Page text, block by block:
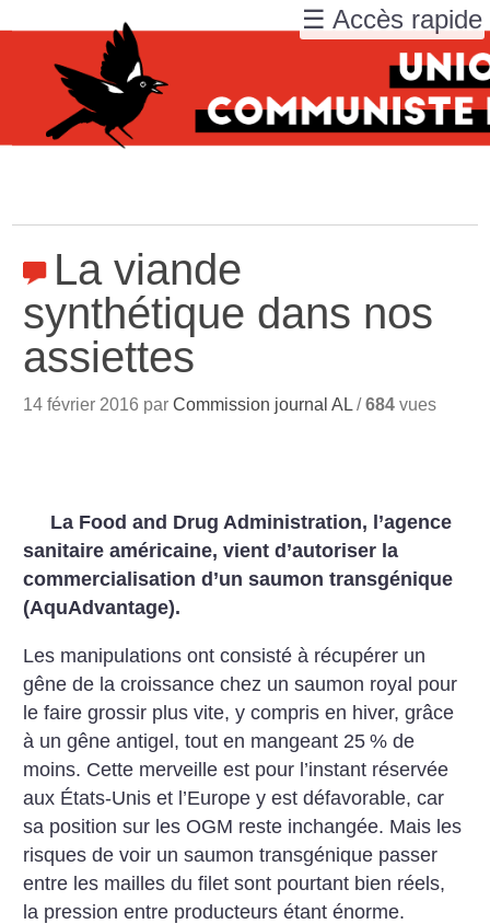
La viande
synthétique dans nos
assiettes
14 février 2016 parCommission journal AL /684 vues
La Food and Drug Administration, l’agence
sanitaire américaine, vient d’autoriser la
commercialisation d’un saumon transgénique
(AquAdvantage).
Les manipulations ont consisté à récupérer un
gêne de la croissance chez un saumon royal pour
le faire grossir plus vite, y compris en hiver, grâce
à un gêne antigel, tout en mangeant 25 % de
moins. Cette merveille est pour l’instant réservée
aux États-Unis et l’Europe y est défavorable, car
sa position sur les OGM reste inchangée. Mais les
risques de voir un saumon transgénique passer
entre les mailles du filet sont pourtant bien réels,
la pression entre producteurs étant énorme.
☰ Accès rapide